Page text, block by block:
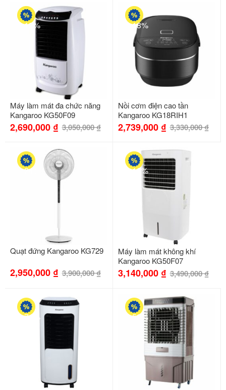
-12%
Máy làm mát đa chức năng
Kangaroo KG50F09
2,690,000 ₫ 3,050,000₫
-18%
Nồi cơm điện cao tần
Kangaroo KG18RIH1
2,739,000 ₫ 3,330,000₫
-24%
Quạt đứng Kangaroo KG729
2,950,000 ₫ 3,900,000₫
-10%
Máy làm mát không khí
Kangaroo KG50F07
3,140,000 ₫ 3,490,000₫
-71% -52%